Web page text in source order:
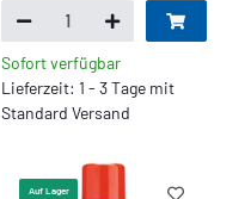
Sofort verfügbar
Lieferzeit: 1 - 3 Tage mit
Standard Versand
Auf Lager